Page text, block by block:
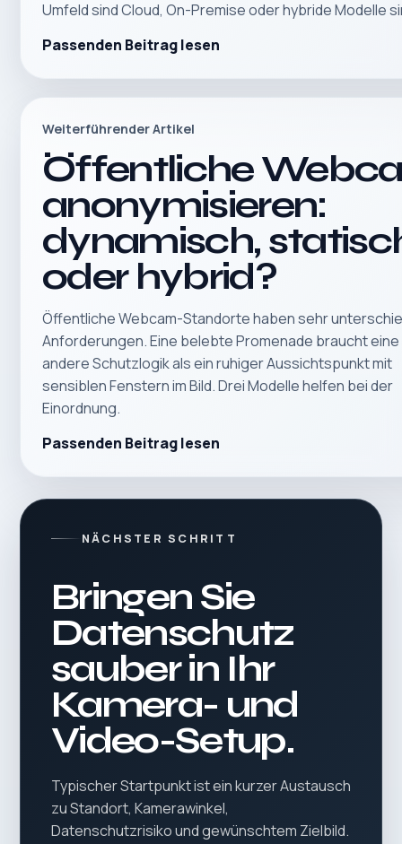
Umfeld sind Cloud, On-Premise oder hybride Modelle
Passenden Beitrag lesen
Weiterführender Artikel
Öffentliche
anonymisieren:
dynamisch,
oder hybrid?
Öffentliche Webcam-Standorte haben sehr
Anforderungen. Eine belebte Promenade braucht eine
andere Schutzlogik als ein ruhiger Aussichtspunkt mit
sensiblen Fenstern im Bild. Drei Modelle helfen bei der
Einordnung.
Passenden Beitrag lesen
NÄCHSTER SCHRITT
Bringen Sie
Datenschutz
sauber in Ihr
Kamera- und
Video-Setup.
Typischer Startpunkt ist ein kurzer Austausch
zu Standort, Kamerawinkel,
Datenschutzrisiko und gewünschtem Zielbild.